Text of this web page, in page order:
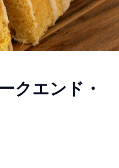
クエンド・